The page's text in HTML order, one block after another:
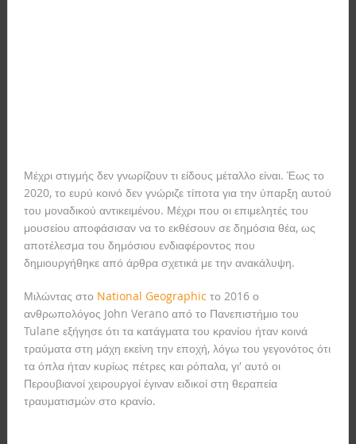
Μέχρι στιγμής δεν γνωρίζουν τι είδους μέταλλο είναι. Έως το
2020, το ευρύ κοινό δεν γνώριζε τίποτα για την ύπαρξη αυτού
του μοναδικού αντικειμένου. Μέχρι που οι επιμελητές του
μουσείου αποφάσισαν να το εκθέσουν σε δημόσια θέα, ως
αποτέλεσμα του δημόσιου ενδιαφέροντος που
δημιουργήθηκε από άρθρα σχετικά με την ανακάλυψη.
Μιλώντας στο National Geographic το 2016 ο
ανθρωπολόγος John Verano από το Πανεπιστήμιο του
Tulane εξήγησε ότι τα κατάγματα του κρανίου ήταν κοινά
τραύματα στη μάχη εκείνη την εποχή, λόγω του γεγονότος ότι
τα όπλα ήταν κυρίως πέτρες και ρόπαλα, γι′ αυτό οι
Περουβιανοί χειρουργοί έγιναν ειδικοί στη θεραπεία
τραυματισμών στο κρανίο.